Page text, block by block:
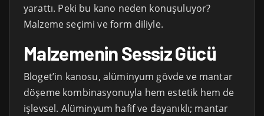
yarattı. Peki bu kano neden konuşuluyor?
Malzeme seçimi ve form diliyle.
Malzemenin Sessiz Gücü
Bloget’in kanosu, alüminyum gövde ve mantar
döşeme kombinasyonuyla hem estetik hem de
işlevsel. Alüminyum hafif ve dayanıklı; mantar